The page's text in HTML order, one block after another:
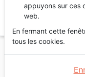
Accueil Bibles
Italien, NR2006
appuyons sur ces
web.
En fermant cette
tous les cookies.